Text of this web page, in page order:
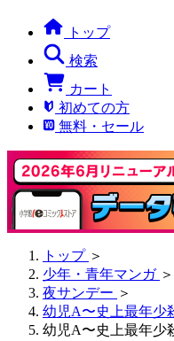
トップ
検索
カート
初めての方
無料・セール
トップ ＞
少年・青年マンガ ＞
夜サンデー ＞
幼児A〜史上最年少
幼児A〜史上最年少